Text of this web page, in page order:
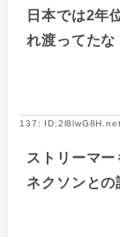
日本では2年
れ渡ってたな
137: ID:2l8lwG8H.net
ストリーマ
ネクソンとの